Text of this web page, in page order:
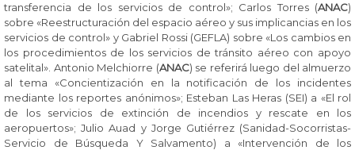
transferencia de los servicios de control»; Carlos Torres (ANAC)
sobre «Reestructuración del espacio aéreo y sus implicancias en los
servicios de control» y Gabriel Rossi (GEFLA) sobre «Los cambios en
los procedimientos de los servicios de tránsito aéreo con apoyo
satelital». Antonio Melchiorre (ANAC) se referirá luego del almuerzo
al tema «Concientización en la notificación de los incidentes
mediante los reportes anónimos»; Esteban Las Heras (SEI) a «El rol
de los servicios de extinción de incendios y rescate en los
aeropuertos»; Julio Auad y Jorge Gutiérrez (Sanidad-Socorristas-
Servicio de Búsqueda Y Salvamento) a «Intervención de los